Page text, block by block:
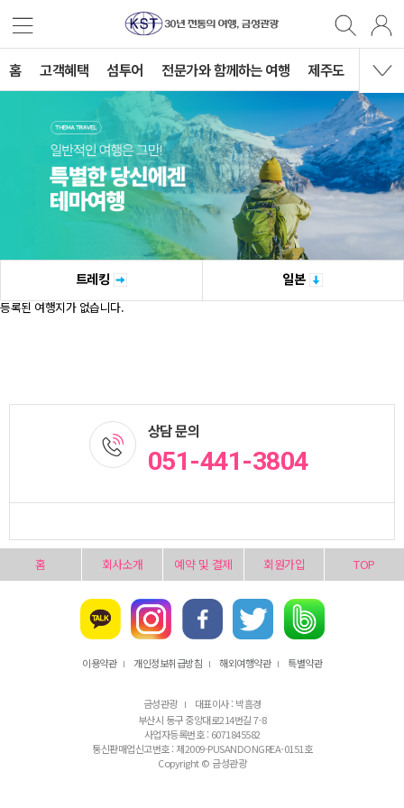
홈 고객혜택 섬투어 전문가와 함께하는 여행 제주도 국내
트레킹 일본
등록된 여행지가 없습니다.
상담 문의
051-441-3804
홈 회사소개 예약 및 결제 회원가입 TOP
이용약관 l 개인정보취급방침 l 해외여행약관 l 특별약관
금성관광 l
대표이사 : 박흠경
부산시 동구 중앙대로214번길 7-8
사업자등록번호 : 6071845582
통신판매업신고번호 : 제2009-PUSANDONGREA-0151호
Copyright © 금성관광